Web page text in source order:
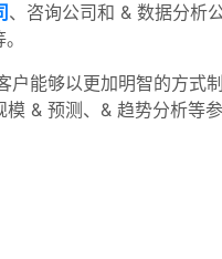
、咨询公司和 & 数据分析
能够以更加明智的方
& 预测、& 趋势分析等参